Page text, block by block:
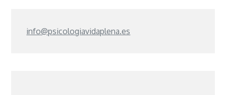
info@psicologiavidaplena.es